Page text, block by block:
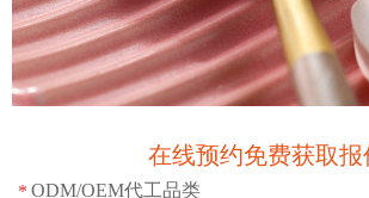
在线预约免费获取报
* ODM/OEM代工品类